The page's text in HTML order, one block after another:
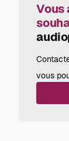
Vous
vous